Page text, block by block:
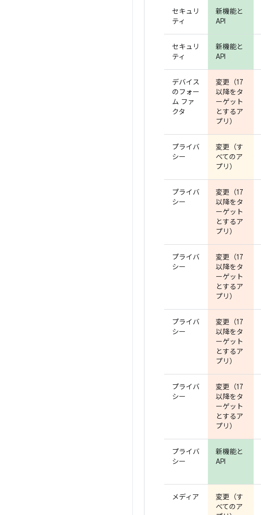
セキュリ
ティ
新機能と
API
セキュリ
ティ
新機能と
API
デバイス
のフォー
ム ファ
クタ
変更（17
以降をタ
ーゲット
とするア
プリ）
プライバ
シー
変更（す
べてのア
プリ）
プライバ
シー
変更（17
以降をタ
ーゲット
とするア
プリ）
プライバ
シー
変更（17
以降をタ
ーゲット
とするア
プリ）
プライバ
シー
変更（17
以降をタ
ーゲット
とするア
プリ）
プライバ
シー
変更（17
以降をタ
ーゲット
とするア
プリ）
プライバ
シー
新機能と
API
メディア
変更（す
べてのア